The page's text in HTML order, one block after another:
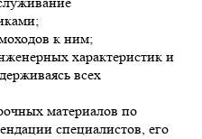
к ним;
характеристик и
всех
материалов по
специалистов, его